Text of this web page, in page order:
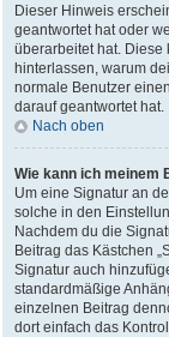
Dieser Hinweis
geantwortet hat oder
überarbeitet hat. Diese
hinterlassen, warum
normale Benutzer
darauf geantwortet hat.
Nach oben
Wie kann ich meinem
Um eine Signatur an
solche in den
Nachdem du die
Beitrag das Kästchen
Signatur auch
standardmäßige
einzelnen Beitrag
dort einfach das